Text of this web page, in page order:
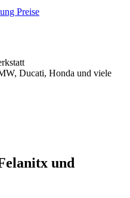
Ducati, Honda und viele
und